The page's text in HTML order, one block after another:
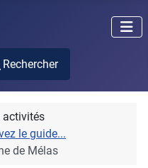
Rechercher
activités
le guide...
de Mélas